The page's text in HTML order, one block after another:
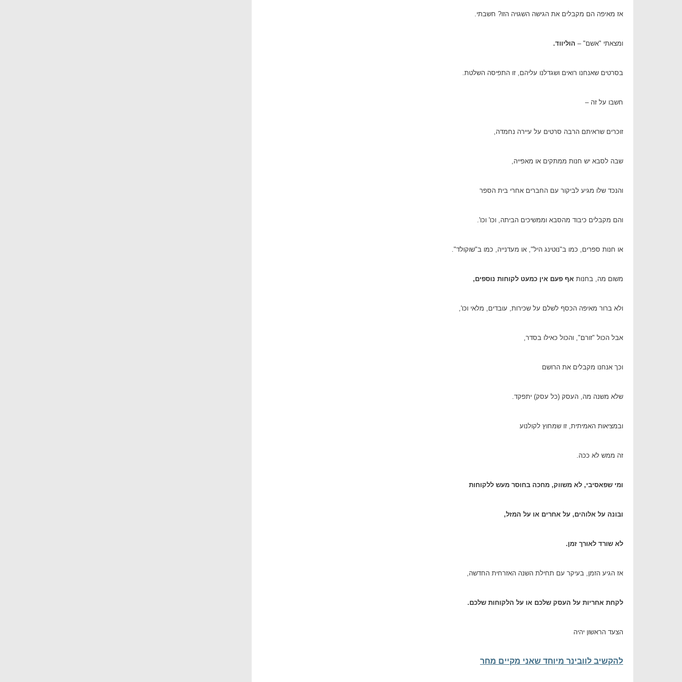
אז מאיפה הם מקבלים את הגישה השגויה הזו? חשבתי.
ומצאתי "אשם" – הוליווד.
בסרטים שאנחנו רואים ושגדלנו עליהם, זו התפיסה השלטת.
חשבו על זה –
זוכרים שראיתם הרבה סרטים על עיירה נחמדה,
שבה לסבא יש חנות ממתקים או מאפייה,
והנכד שלו מגיע לביקור עם החברים אחרי בית הספר
והם מקבלים כיבוד מהסבא וממשיכים הביתה, וכו' וכו'.
או חנות ספרים, כמו ב"נוטינג היל", או מעדנייה, כמו ב"שוקולד".
משום מה, בחנות אף פעם אין כמעט לקוחות נוספים,
ולא ברור מאיפה הכסף לשלם על שכירות, עובדים, מלאי וכו',
אבל הכול "זורם", והכול כאילו בסדר,
וכך אנחנו מקבלים את הרושם
שלא משנה מה, העסק (כל עסק) יתפקד.
ובמציאות האמיתית, זו שמחוץ לקולנוע
זה ממש לא ככה.
ומי שפאסיבי, לא משווק, מחכה בחוסר מעש ללקוחות
ובונה על אלוהים, על אחרים או על המזל,
לא שורד לאורך זמן.
אז הגיע הזמן, בעיקר עם תחילת השנה האזרחית החדשה,
לקחת אחריות על העסק שלכם או על הלקוחות שלכם.
הצעד הראשון יהיה
להקשיב לוובינר מיוחד שאני מקיים מחר